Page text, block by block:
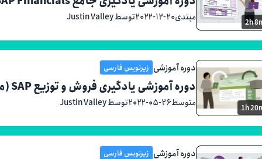
2h
مبتدی۲۰۲۲-۱۲-۲۰توسط Justin Valley
1h
دوره آموزشی زیرنویس فارسی
دوره آموزشی یادگیری فروش و توزیع SAP (ماژول SD)
متوسط۲۰۲۲-۰۵-۲۶توسط Justin Valley
دوره آموزشی زیرنویس فارسی